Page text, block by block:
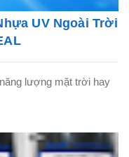
UV Ngoài Trời
lượng mặt trời hay